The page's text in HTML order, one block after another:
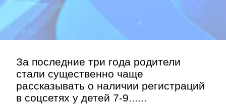
За последние три года родители
стали существенно чаще
рассказывать о наличии регистраций
в соцсетях у детей 7-9......
Правила »